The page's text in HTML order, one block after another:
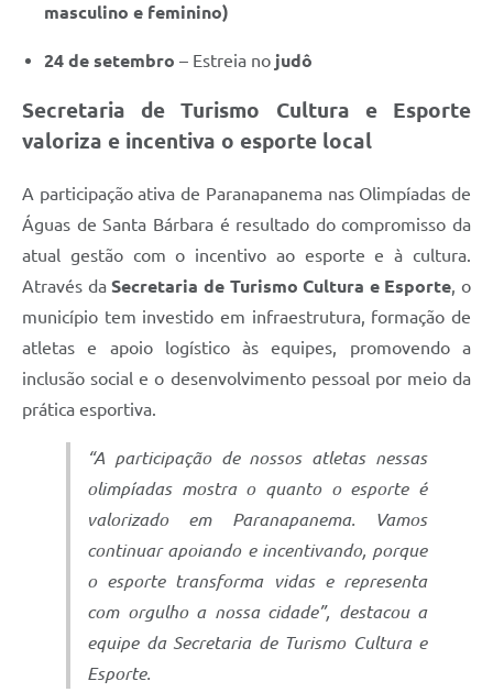
masculino e feminino)
24 de setembro – Estreia no judô
Secretaria de Turismo Cultura e Esporte
valoriza e incentiva o esporte local
A participação ativa de Paranapanema nas Olimpíadas de
Águas de Santa Bárbara é resultado do compromisso da
atual gestão com o incentivo ao esporte e à cultura.
Através daSecretaria de Turismo Cultura e Esporte, o
município tem investido em infraestrutura, formação de
atletas e apoio logístico às equipes, promovendo a
inclusão social e o desenvolvimento pessoal por meio da
prática esportiva.
“A participação de nossos atletas nessas
olimpíadas mostra o quanto o esporte é
valorizado em Paranapanema. Vamos
continuar apoiando e incentivando, porque
o esporte transforma vidas e representa
com orgulho a nossa cidade”, destacou a
equipe da Secretaria de Turismo Cultura e
Esporte.